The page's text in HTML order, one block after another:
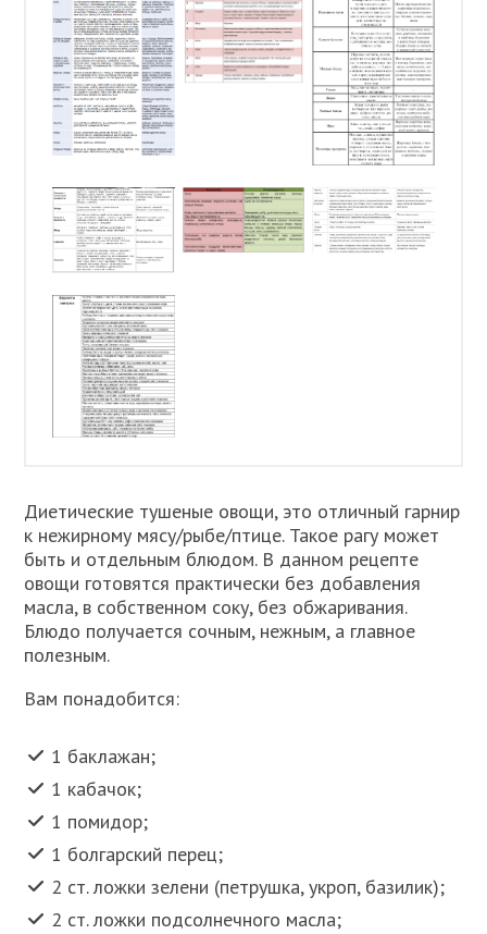
Диетические тушеные овощи, это отличный гарнир
к нежирному мясу/рыбе/птице. Такое рагу может
быть и отдельным блюдом. В данном рецепте
овощи готовятся практически без добавления
масла, в собственном соку, без обжаривания.
Блюдо получается сочным, нежным, а главное
полезным.
Вам понадобится:
1 баклажан;
1 кабачок;
1 помидор;
1 болгарский перец;
2 ст. ложки зелени (петрушка, укроп, базилик);
2 ст. ложки подсолнечного масла;